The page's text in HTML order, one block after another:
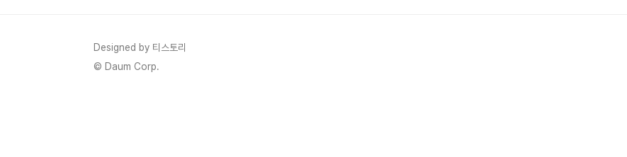
Designed by 티스토리
© Daum Corp.